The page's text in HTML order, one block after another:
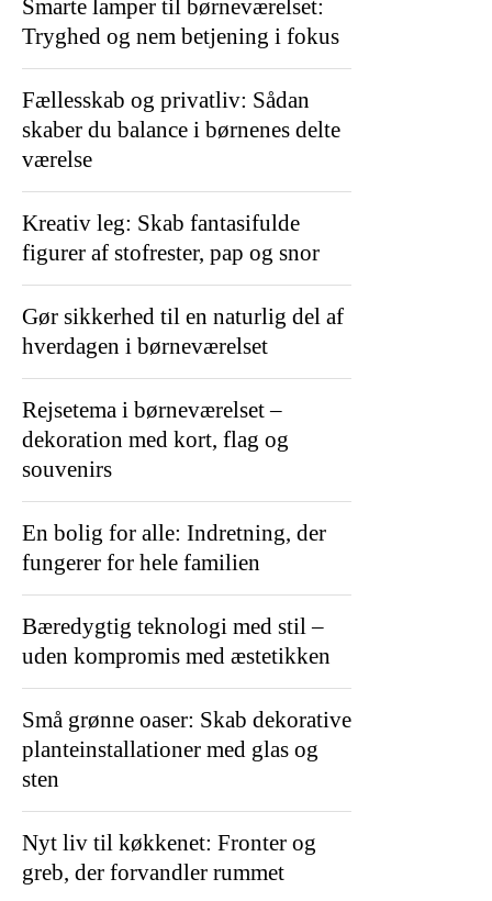
Smarte lamper til børneværelset:
Tryghed og nem betjening i fokus
Fællesskab og privatliv: Sådan
skaber du balance i børnenes delte
værelse
Kreativ leg: Skab fantasifulde
figurer af stofrester, pap og snor
Gør sikkerhed til en naturlig del af
hverdagen i børneværelset
Rejsetema i børneværelset –
dekoration med kort, flag og
souvenirs
En bolig for alle: Indretning, der
fungerer for hele familien
Bæredygtig teknologi med stil –
uden kompromis med æstetikken
Små grønne oaser: Skab dekorative
planteinstallationer med glas og
sten
Nyt liv til køkkenet: Fronter og
greb, der forvandler rummet